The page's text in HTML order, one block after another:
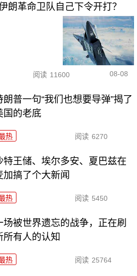
朗革命卫队自己下令开打？
阅读 11600 08-08
朗普一句“我们也想要导弹”揭了
国的老底
热 阅读 6270
特王储、埃尔多安、夏巴兹在
加搞了个大新闻
热 阅读 5450
场被世界遗忘的战争，正在刷
所有人的认知
热 阅读 25764